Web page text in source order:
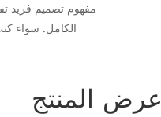
مفهوم تصميم فريد
الكامل. سواء
عرض المنتج